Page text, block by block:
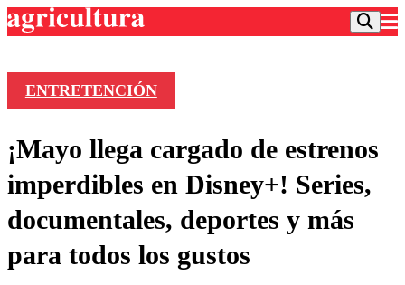
Frecuencias
Agricultura TV
Deportes
Colo Colo
Motor
Entretención
Noticias
Vida Social
ENTRETENCIÓN
¡Mayo llega cargado de estrenos
imperdibles en Disney+! Series,
documentales, deportes y más
para todos los gustos